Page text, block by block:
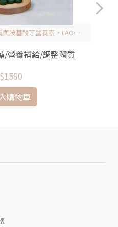
胺基酸等營養素，FAO譽
源頭把關並逐批檢驗
/營養補給/調整體質
購物車